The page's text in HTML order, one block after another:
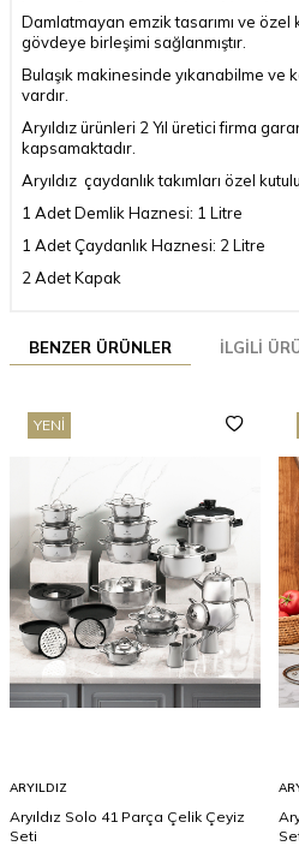
Damlatmayan emzik tasarımı ve
gövdeye birleşimi sağlanmıştır.
Bulaşık makinesinde yıkanabilme ve
vardır.
Aryıldız ürünleri 2 Yıl üretici firma
kapsamaktadır.
Aryıldız çaydanlık takımları özel
1 Adet Demlik Haznesi: 1 Litre
1 Adet Çaydanlık Haznesi: 2 Litre
2 Adet Kapak
BENZER ÜRÜNLER İLGILI
YENI
ARYILDIZ
Aryıldız Solo 41 Parça Çelik Çeyiz
Seti